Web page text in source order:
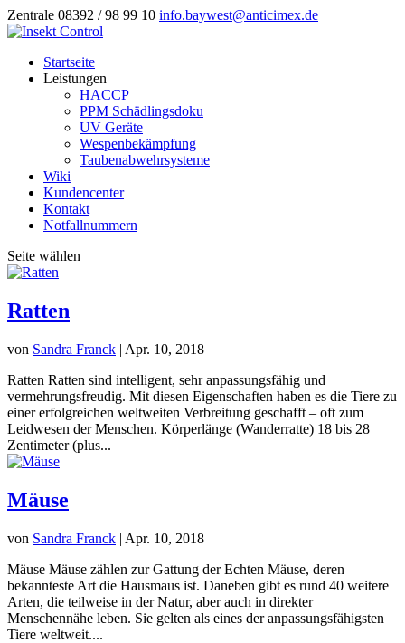
Zentrale 08392 / 98 99 10 info.baywest@anticimex.de
Startseite
Leistungen
HACCP
PPM Schädlingsdoku
UV Geräte
Wespenbekämpfung
Taubenabwehrsysteme
Wiki
Kundencenter
Kontakt
Notfallnummern
Seite wählen
Ratten
von Sandra Franck | Apr. 10, 2018
Ratten Ratten sind intelligent, sehr anpassungsfähig und
vermehrungsfreudig. Mit diesen Eigenschaften haben es die Tiere zu
einer erfolgreichen weltweiten Verbreitung geschafft – oft zum
Leidwesen der Menschen. Körperlänge (Wanderratte) 18 bis 28
Zentimeter (plus...
Mäuse
von Sandra Franck | Apr. 10, 2018
Mäuse Mäuse zählen zur Gattung der Echten Mäuse, deren
bekannteste Art die Hausmaus ist. Daneben gibt es rund 40 weitere
Arten, die teilweise in der Natur, aber auch in direkter
Menschennähe leben. Sie gelten als eines der anpassungsfähigsten
Tiere weltweit....